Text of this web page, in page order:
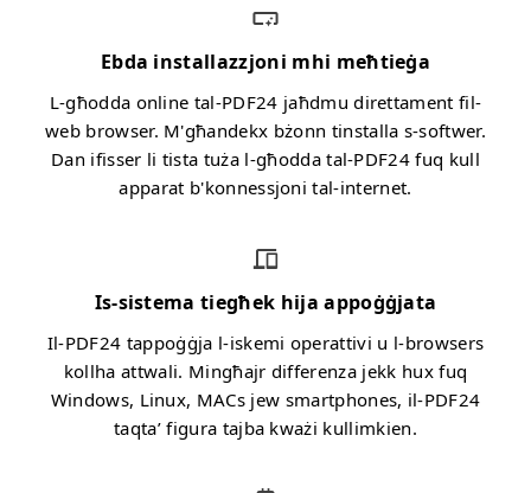
Ebda installazzjoni mhi meħtieġa
L-għodda online tal-PDF24 jaħdmu direttament fil-
web browser. M'għandekx bżonn tinstalla s-softwer.
Dan ifisser li tista tuża l-għodda tal-PDF24 fuq kull
apparat b'konnessjoni tal-internet.
Is-sistema tiegħek hija appoġġjata
Il-PDF24 tappoġġja l-iskemi operattivi u l-browsers
kollha attwali. Mingħajr differenza jekk hux fuq
Windows, Linux, MACs jew smartphones, il-PDF24
taqta’ figura tajba kważi kullimkien.